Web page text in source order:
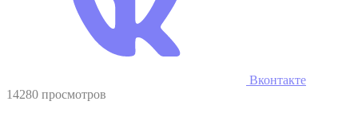
Вконтакте
14280 просмотров